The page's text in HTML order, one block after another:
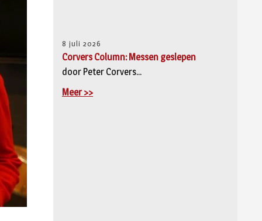
8 juli 2026
Corvers Column: Messen geslepen
door Peter Corvers...
Meer >>